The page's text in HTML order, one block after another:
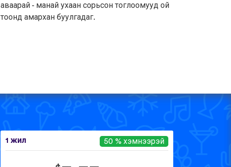
аваарай - манай ухаан сорьсон тоглоомууд ой
тоонд амархан буулгадаг.
1 жил 50 % хэмнээрэй